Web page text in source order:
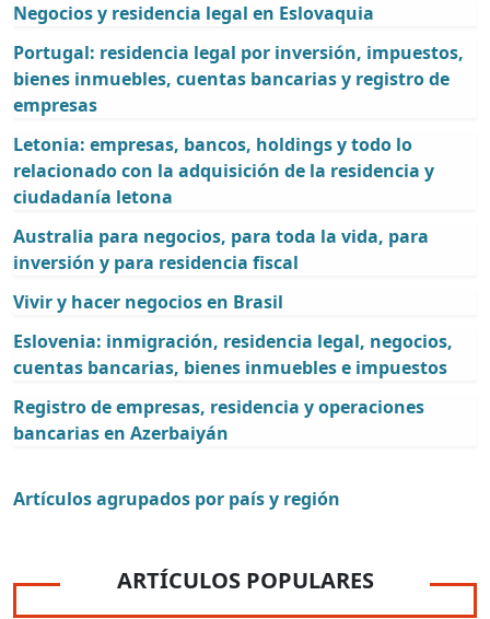
Negocios y residencia legal en Eslovaquia
Portugal: residencia legal por inversión, impuestos,
bienes inmuebles, cuentas bancarias y registro de
empresas
Letonia: empresas, bancos, holdings y todo lo
relacionado con la adquisición de la residencia y
ciudadanía letona
Australia para negocios, para toda la vida, para
inversión y para residencia fiscal
Vivir y hacer negocios en Brasil
Eslovenia: inmigración, residencia legal, negocios,
cuentas bancarias, bienes inmuebles e impuestos
Registro de empresas, residencia y operaciones
bancarias en Azerbaiyán
Artículos agrupados por país y región
ARTÍCULOS POPULARES